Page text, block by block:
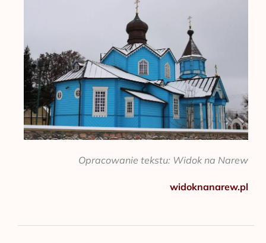
Opracowanie tekstu: Widok na Narew
widoknanarew.pl